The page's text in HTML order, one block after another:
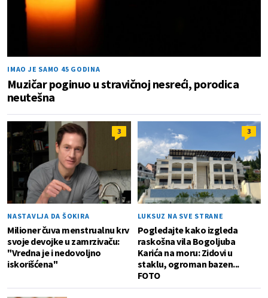
IMAO JE SAMO 45 GODINA
Muzičar poginuo u stravičnoj nesreći, porodica
neutešna
3
NASTAVLJA DA ŠOKIRA
Milioner čuva menstrualnu krv
svoje devojke u zamrzivaču:
"Vredna je i nedovoljno
iskorišćena"
3
LUKSUZ NA SVE STRANE
Pogledajte kako izgleda
raskošna vila Bogoljuba
Karića na moru: Zidovi u
staklu, ogroman bazen...
FOTO